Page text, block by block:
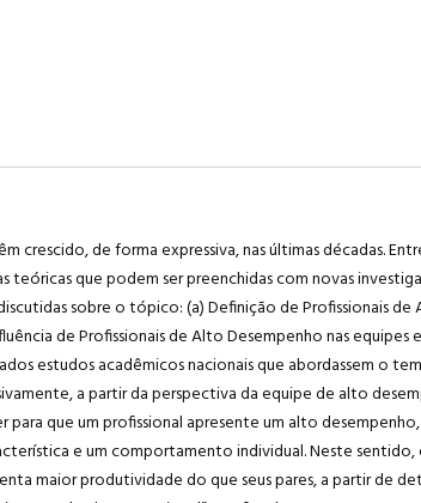
de forma expressiva, nas últimas décadas.
que podem ser preenchidas com novas
sobre o tópico: (a) Definição de Profissionais de
de Profissionais de Alto Desempenho nas equipes
estudos acadêmicos nacionais que abordassem o
a partir da perspectiva da equipe de alto
que um profissional apresente um alto
e um comportamento individual. Neste
maior produtividade do que seus pares, a partir de